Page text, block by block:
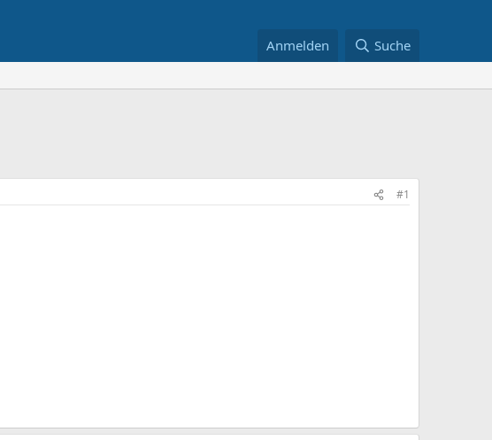
Anmelden Suche
#1